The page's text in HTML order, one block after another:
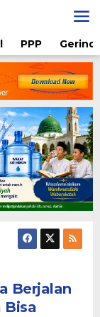
PPP
Berjalan
Bisa